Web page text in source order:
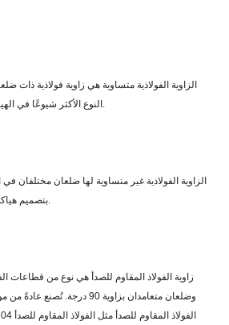
2.77 55.4
3.19 63.8 127.6
3.92
3.92 78.4 -
الزاوية الفولاذية متساوية هي زاوية فولاذية
النوع الأكثر شيوعًا في الهياكل الفولاذية ومشاريع التصنيع.
الزاوية الفولاذية غير متساوية لها ضلعان مختلفان
بتصميم هياكل ذات توزيع أحمال أكثر مرونة.
زاوية الفولاذ المقاوم للصدأ هي نوع من قطاعات